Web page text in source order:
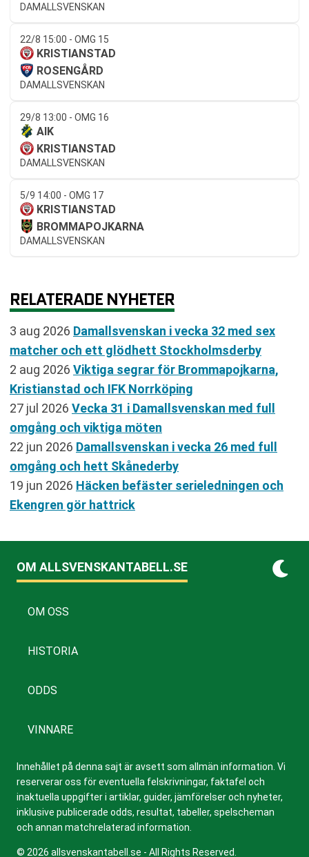
DAMALLSVENSKAN
22/8 15:00 - OMG 15
KRISTIANSTAD
ROSENGÅRD
DAMALLSVENSKAN
29/8 13:00 - OMG 16
AIK
KRISTIANSTAD
DAMALLSVENSKAN
5/9 14:00 - OMG 17
KRISTIANSTAD
BROMMAPOJKARNA
DAMALLSVENSKAN
RELATERADE NYHETER
3 aug 2026 Damallsvenskan i vecka 32 med sex
matcher och ett glödhett Stockholmsderby
2 aug 2026 Viktiga segrar för Brommapojkarna,
Kristianstad och IFK Norrköping
27 jul 2026 Vecka 31 i Damallsvenskan med full
omgång och viktiga möten
22 jun 2026 Damallsvenskan i vecka 26 med full
omgång och hett Skånederby
19 jun 2026 Häcken befäster serieledningen och
Ekengren gör hattrick
OM ALLSVENSKANTABELL.SE
OM OSS
HISTORIA
ODDS
VINNARE
Innehållet på denna sajt är avsett som allmän information. Vi
reserverar oss för eventuella felskrivningar, faktafel och
inaktuella uppgifter i artiklar, guider, jämförelser och nyheter,
inklusive publicerade odds, resultat, tabeller, spelscheman
och annan matchrelaterad information.
© 2026 allsvenskantabell.se - All Rights Reserved.